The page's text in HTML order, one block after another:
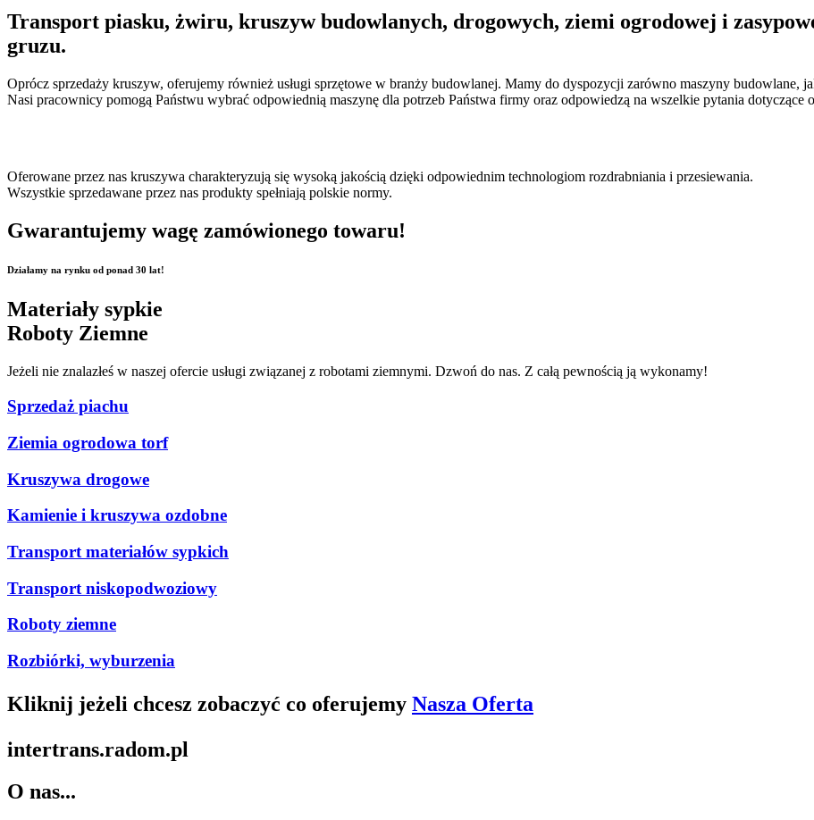
Transport piasku, żwiru, kruszyw budowlanych, drogowych, ziemi ogrodowej i
gruzu.
Oprócz sprzedaży kruszyw, oferujemy również usługi sprzętowe w branży budowlanej. Mamy do dyspozycji zarówno maszyny budowlane,
Nasi pracownicy pomogą Państwu wybrać odpowiednią maszynę dla potrzeb Państwa firmy oraz odpowiedzą na wszelkie pytania dotyczące
Oferowane przez nas kruszywa charakteryzują się wysoką jakością dzięki odpowiednim technologiom rozdrabniania i przesiewania.
Wszystkie sprzedawane przez nas produkty spełniają polskie normy.
Gwarantujemy wagę zamówionego towaru!
Działamy na rynku od ponad 30 lat!
Materiały sypkie
Roboty Ziemne
Jeżeli nie znalazłeś w naszej ofercie usługi związanej z robotami ziemnymi. Dzwoń do nas. Z całą pewnością ją wykonamy!
Sprzedaż piachu
Ziemia ogrodowa torf
Kruszywa drogowe
Kamienie i kruszywa ozdobne
Transport materiałów sypkich
Transport niskopodwoziowy
Roboty ziemne
Rozbiórki, wyburzenia
Kliknij jeżeli chcesz zobaczyć co oferujemy Nasza Oferta
intertrans.radom.pl
O nas...